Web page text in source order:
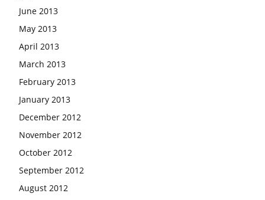
June 2013
May 2013
April 2013
March 2013
February 2013
January 2013
December 2012
November 2012
October 2012
September 2012
August 2012